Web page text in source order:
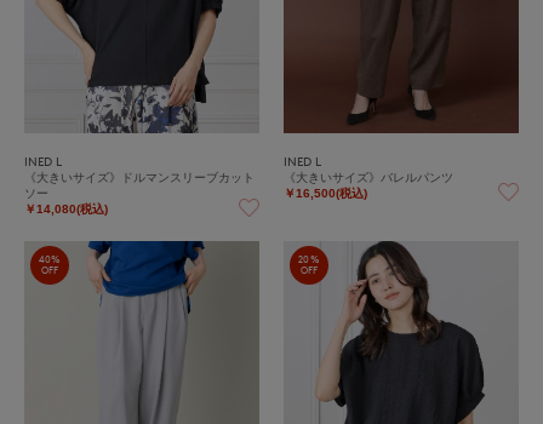
INED L
《大きいサイズ》ドルマンスリーブカット
ソー
￥14,080(税込)
INED L
《大きいサイズ》バレルパンツ
￥16,500(税込)
40%
OFF
20%
OFF